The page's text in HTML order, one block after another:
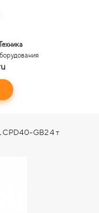
CPD40-GB2 4 т